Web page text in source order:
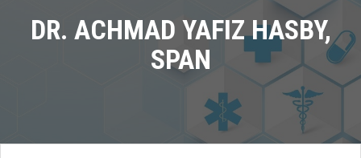
DR. ACHMAD YAFIZ HASBY,
SPAN